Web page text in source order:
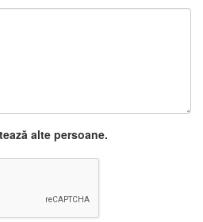
alte persoane.